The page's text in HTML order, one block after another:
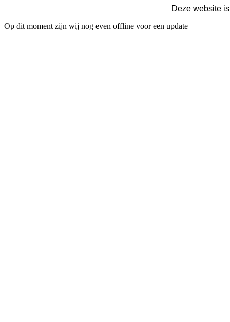
Deze website
Op dit moment zijn wij nog even offline voor een update